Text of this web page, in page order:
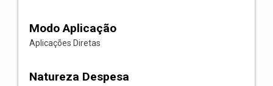
Modo Aplicação
Aplicações Diretas
Natureza Despesa